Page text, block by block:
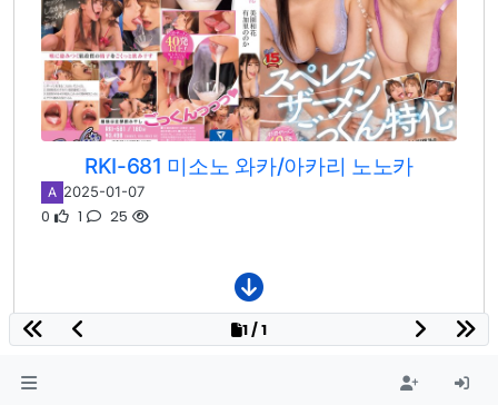
RKI-681 미소노 와카/아카리 노노카
A 2025-01-07
0 1 25
1 / 1